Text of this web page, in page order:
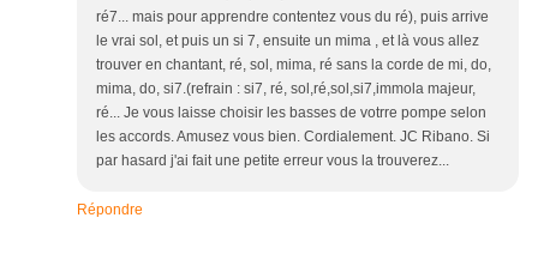
ré7... mais pour apprendre contentez vous du ré), puis arrive
le vrai sol, et puis un si 7, ensuite un mima , et là vous allez
trouver en chantant, ré, sol, mima, ré sans la corde de mi, do,
mima, do, si7.(refrain : si7, ré, sol,ré,sol,si7,immola majeur,
ré... Je vous laisse choisir les basses de votrre pompe selon
les accords. Amusez vous bien. Cordialement. JC Ribano. Si
par hasard j'ai fait une petite erreur vous la trouverez...
Répondre